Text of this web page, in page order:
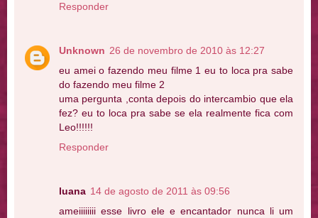
Responder
Unknown 26 de novembro de 2010 às 12:27
eu amei o fazendo meu filme 1 eu to loca pra sabe
do fazendo meu filme 2
uma pergunta ,conta depois do intercambio que ela
fez? eu to loca pra sabe se ela realmente fica com
Leo!!!!!!
Responder
luana 14 de agosto de 2011 às 09:56
ameiiiiiiii esse livro ele e encantador nunca li um